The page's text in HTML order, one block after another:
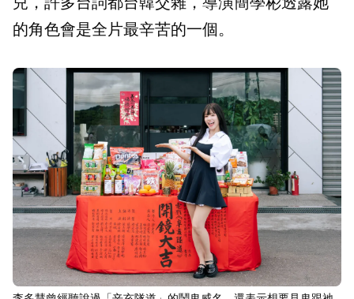
的角色會是全片最辛苦的一個。